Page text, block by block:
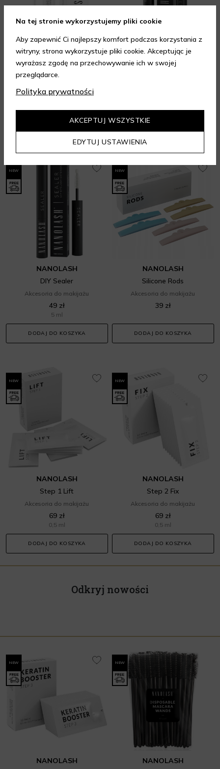
NANOLASH
Mascara Primer
79 zł
DODAJ DO KOSZYKA
NANOLASH
DODAJ DO KOSZYKA
NEW
NANOLASH
DIY Sealer
Akcesoria do makijażu
49 zł
5 ml
DODAJ DO KOSZYKA
NEW
NANOLASH
Silicone Rods
Akcesoria do makijażu
39 zł
DODAJ DO KOSZYKA
NEW
NANOLASH
Step 1 Lift
Akcesoria do makijażu
69 zł
0,5 ml
DODAJ DO KOSZYKA
NEW
NANOLASH
Step 2 Fix
Akcesoria do makijażu
69 zł
0,5 ml
DODAJ DO KOSZYKA
Odkryj nowości
NEW
NANOLASH
NEW
NANOLASH
Na tej stronie wykorzystujemy pliki cookie
Aby zapewnić Ci najlepszy komfort podczas korzystania z
witryny, strona wykorzystuje pliki cookie. Akceptując je
wyrażasz zgodę na przechowywanie ich w swojej
przeglądarce.
Polityka prywatności
EDYTUJ USTAWIENIA
AKCEPTUJ WSZYSTKIE